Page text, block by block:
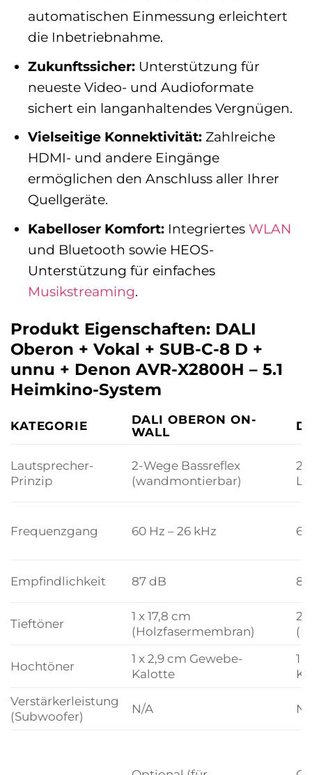
automatischen Einmessung erleichtert
die Inbetriebnahme.
Zukunftssicher:Unterstützung für
neueste Video- und Audioformate
sichert ein langanhaltendes Vergnügen.
Vielseitige Konnektivität:Zahlreiche
HDMI- und andere Eingänge
ermöglichen den Anschluss aller Ihrer
Quellgeräte.
Kabelloser Komfort:Integriertes WLAN
und Bluetooth sowie HEOS-
Unterstützung für einfaches
Musikstreaming.
Produkt Eigenschaften: DALI
Oberon + Vokal + SUB-C-8 D +
unnu + Denon AVR-X2800H – 5.1
Heimkino-System
KATEGORIE
DALI OBERON ON-
WALL
Lautsprecher-
Prinzip
2-Wege Bassreflex
(wandmontierbar)
2-
Frequenzgang 60 Hz – 26 kHz
Empfindlichkeit 87 dB
Tieftöner
1 x 17,8 cm
(Holzfasermembran)
2
Hochtöner
1 x 2,9 cm Gewebe-
Kalotte
1
Verstärkerleistung
(Subwoofer)
N/A N/